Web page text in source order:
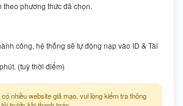
theo phương thức đã chọn.
công, hệ thống sẽ tự động nạp vào ID & Tài
(tuỳ thời điểm)
nhiều website giả mạo, vui lòng kiểm tra thông